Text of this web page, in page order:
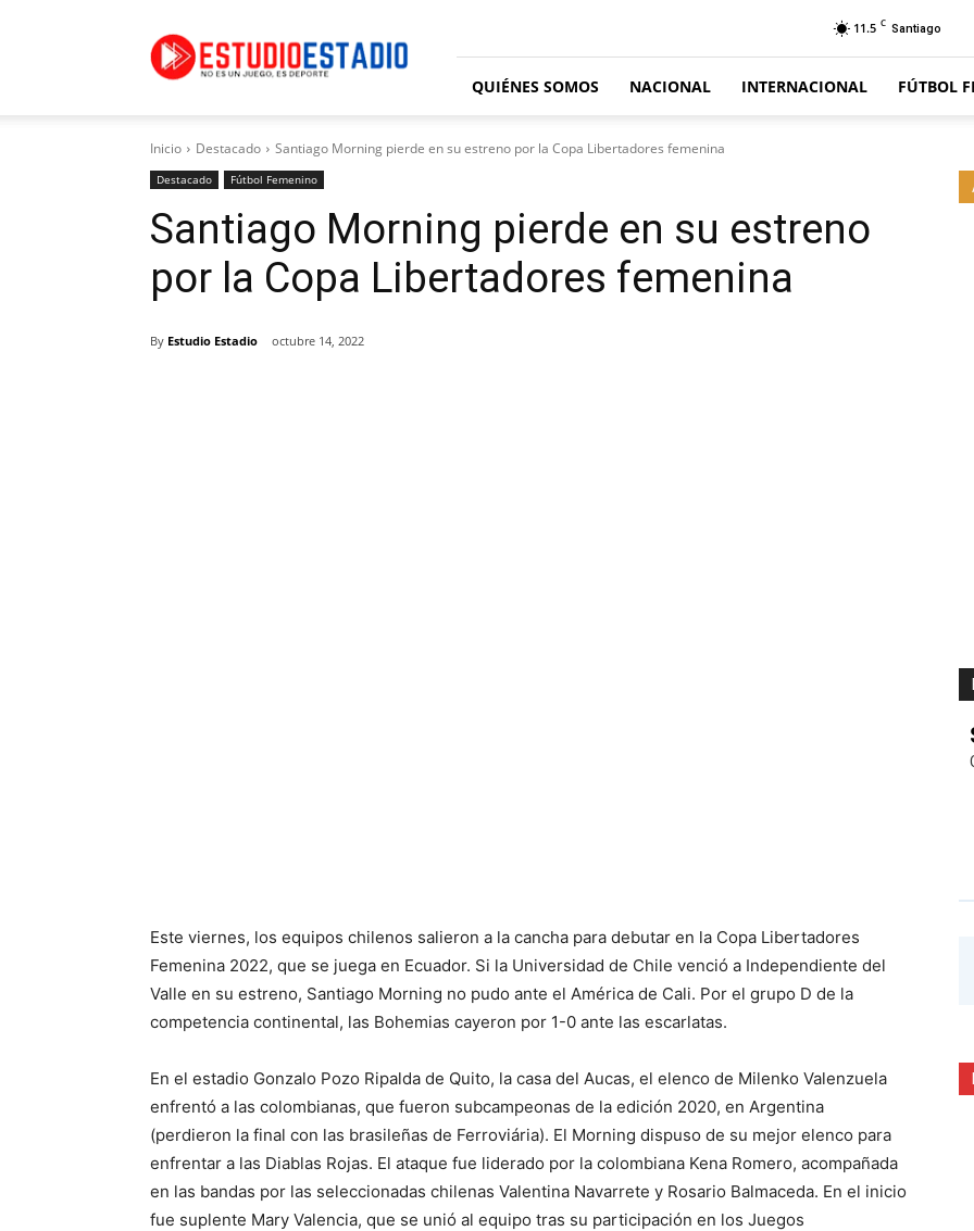
Estadio
11.5 C Santiago
QUIÉNES SOMOS NACIONAL INTERNACIONAL FÚTBOL
Inicio Destacado Santiago Morning pierde en su estreno por la Copa Libertadores femenina
Destacado Fútbol Femenino
Santiago Morning pierde en su estreno
por la Copa Libertadores femenina
By Estudio Estadio octubre 14, 2022
Este viernes, los equipos chilenos salieron a la cancha para debutar en la Copa Libertadores
Femenina 2022, que se juega en Ecuador. Si la Universidad de Chile venció a Independiente del
Valle en su estreno, Santiago Morning no pudo ante el América de Cali. Por el grupo D de la
competencia continental, las Bohemias cayeron por 1-0 ante las escarlatas.
En el estadio Gonzalo Pozo Ripalda de Quito, la casa del Aucas, el elenco de Milenko Valenzuela
enfrentó a las colombianas, que fueron subcampeonas de la edición 2020, en Argentina
(perdieron la final con las brasileñas de Ferroviária). El Morning dispuso de su mejor elenco para
enfrentar a las Diablas Rojas. El ataque fue liderado por la colombiana Kena Romero, acompañada
en las bandas por las seleccionadas chilenas Valentina Navarrete y Rosario Balmaceda. En el inicio
fue suplente Mary Valencia, que se unió al equipo tras su participación en los Juegos